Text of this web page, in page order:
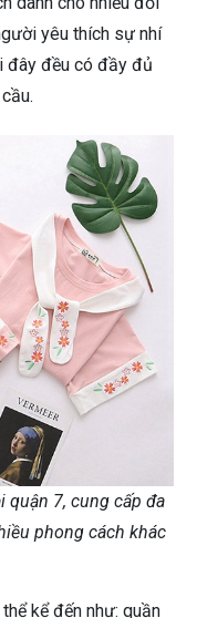
yêu thích sự nhí
đây đều có đầy đủ
quận 7, cung cấp đa
phong cách khác
kể đến như: quần